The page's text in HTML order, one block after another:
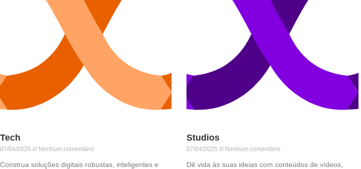
Tech
07/04/2025 Nenhum comentário
Construa soluções digitais robustas, inteligentes e
Studios
07/04/2025 Nenhum comentário
Dê vida às suas ideias com conteúdos de vídeos,